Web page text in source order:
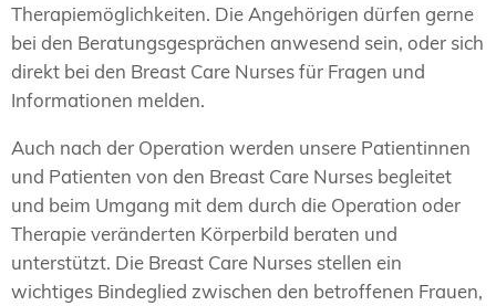
Therapiemöglichkeiten. Die Angehörigen dürfen gerne
bei den Beratungsgesprächen anwesend sein, oder sich
direkt bei den Breast Care Nurses für Fragen und
Informationen melden.
Auch nach der Operation werden unsere Patientinnen
und Patienten von den Breast Care Nurses begleitet
und beim Umgang mit dem durch die Operation oder
Therapie veränderten Körperbild beraten und
unterstützt. Die Breast Care Nurses stellen ein
wichtiges Bindeglied zwischen den betroffenen Frauen,